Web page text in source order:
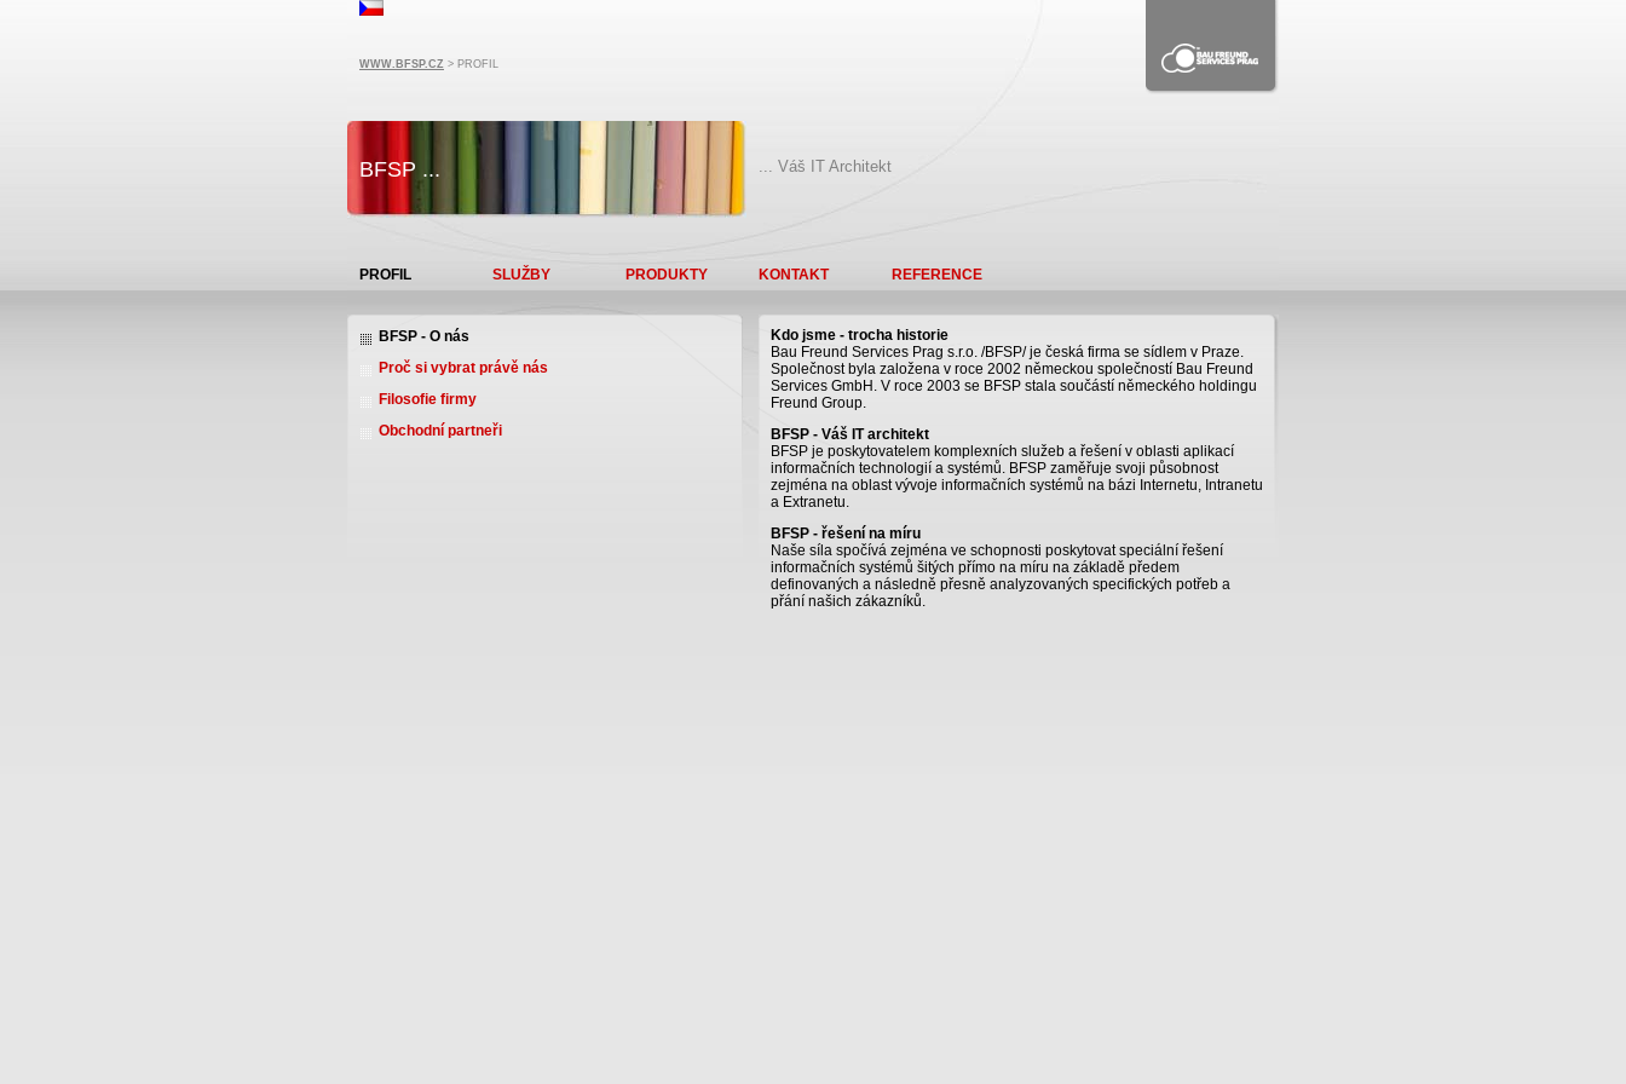
WWW.BFSP.CZ > PROFIL
BFSP ... ... Váš IT Architekt
PROFIL SLUŽBY PRODUKTY KONTAKT REFERENCE
BFSP - O nás
Proč si vybrat právě nás
Filosofie firmy
Obchodní partneři
Kdo jsme - trocha historie
Bau Freund Services Prag s.r.o. /BFSP/ je česká firma se sídlem v Praze.
Společnost byla založena v roce 2002 německou společností Bau Freund
Services GmbH. V roce 2003 se BFSP stala součástí německého holdingu
Freund Group.
BFSP - Váš IT architekt
BFSP je poskytovatelem komplexních služeb a řešení v oblasti aplikací
informačních technologií a systémů. BFSP zaměřuje svoji působnost
zejména na oblast vývoje informačních systémů na bázi Internetu, Intranetu
a Extranetu.
BFSP - řešení na míru
Naše síla spočívá zejména ve schopnosti poskytovat speciální řešení
informačních systémů šitých přímo na míru na základě předem
definovaných a následně přesně analyzovaných specifických potřeb a
přání našich zákazníků.